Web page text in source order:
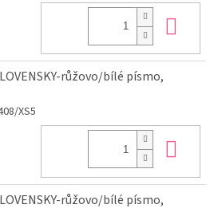
růžovo/bílé písmo,
XS5
růžovo/bílé písmo,